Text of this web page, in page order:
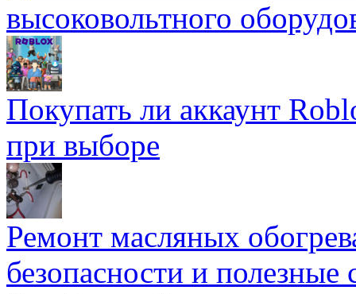
высоковольтного
Покупать ли аккаунт
при выборе
Ремонт масляных
безопасности и полезные